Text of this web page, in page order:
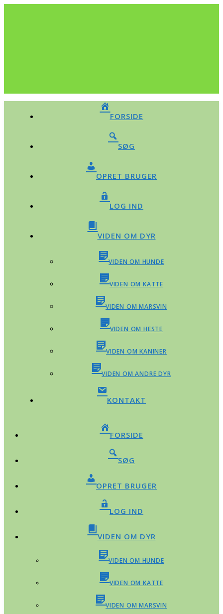
FORSIDE
SØG
OPRET BRUGER
LOG IND
VIDEN OM DYR
VIDEN OM HUNDE
VIDEN OM KATTE
VIDEN OM MARSVIN
VIDEN OM HESTE
VIDEN OM KANINER
VIDEN OM ANDRE DYR
KONTAKT
FORSIDE
SØG
OPRET BRUGER
LOG IND
VIDEN OM DYR
VIDEN OM HUNDE
VIDEN OM KATTE
VIDEN OM MARSVIN